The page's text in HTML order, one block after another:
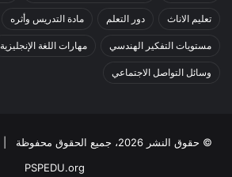
تعليم الاناث دور التعلم مادة التدريس وأثره
مستويات التفكير الهندسي مهارات اللغة الإنجليزية
وسائل التواصل الاجتماعي
© حقوق النشر 2026، جميع الحقوق محفوظة |
PSPEDU.org